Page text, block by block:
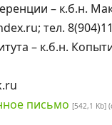
– к.б.н.
тел.
– к.б.н.
письмо [542,1 Kb]